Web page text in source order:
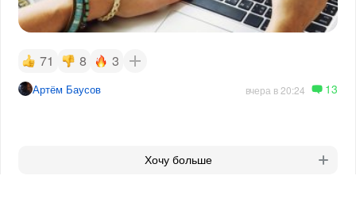
71 8 3
Артём Баусов вчера в 20:24 13
Хочу больше